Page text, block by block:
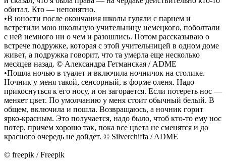
обитал. Кто — непонятно.
•В юности после окончания школы гуляли с парнем и
встретили мою школьную учительницу немецкого, поболтали
с ней немного ни о чем и разошлись. Потом рассказываю о
встрече подружке, которая с этой учительницей в одном доме
живет, а подружка говорит, что та умерла еще несколько
месяцев назад. © Александра Гетманская / ADME
•Пошла ночью в туалет и включила ночничок на столике.
Ночник у меня такой, сенсорный, в форме оленя. Надо
прикоснуться к его носу, и он загорается. Если потереть нос —
меняет цвет. По умолчанию у меня стоит обычный белый. В
общем, включила и пошла. Возвращаюсь, а ночник горит
ярко-красным. Это получается, надо было, чтоб кто-то ему нос
потер, причем хорошо так, пока все цвета не сменятся и до
красного очередь не дойдет. © Silverchiffa / ADME
© freepik / Freepik